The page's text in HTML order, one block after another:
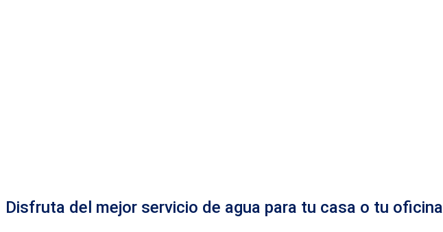
Disfruta del mejor servicio de agua para tu casa o tu oficina